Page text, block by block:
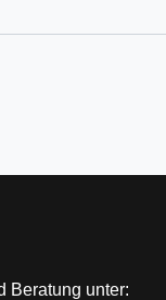
Beratung unter: